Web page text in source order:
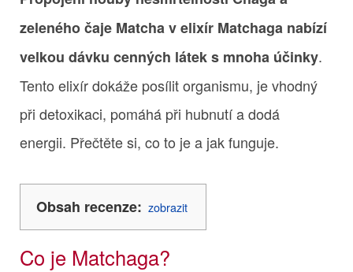
zeleného čaje Matcha v elixír Matchaga nabízí
velkou dávku cenných látek s mnoha účinky.
Tento elixír dokáže posílit organismu, je vhodný
při detoxikaci, pomáhá při hubnutí a dodá
energii. Přečtěte si, co to je a jak funguje.
Obsah recenze: zobrazit
Co je Matchaga?